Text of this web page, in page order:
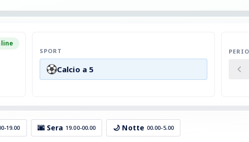
SPORT
Calcio a 5
19.00 🌆 Sera 19.00-00.00 🌙 Notte 00.00-5.00